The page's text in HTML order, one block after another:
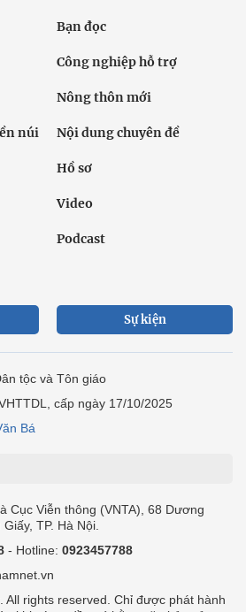
Bạn đọc
Công nghiệp hỗ trợ
Nông thôn mới
núi Nội dung chuyên đề
Hồ sơ
Video
Podcast
Sự kiện
tộc và Tôn giáo
cấp ngày 17/10/2025
Bá
Cục Viễn thông (VNTA), 68 Dương
TP. Hà Nội.
- Hotline: 0923457788
All rights reserved. Chỉ được phát hành